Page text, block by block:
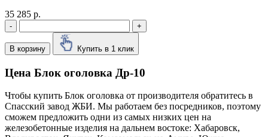
35 285 р.
- +
В корзину Купить в 1 клик
Цена Блок оголовка Др-10
Чтобы купить Блок оголовка от производителя обратитесь в
Cпасский завод ЖБИ. Мы работаем без посредников, поэтому
сможем предложить одни из самых низких цен на
железобетонные изделия на дальнем востоке: Хабаровск,